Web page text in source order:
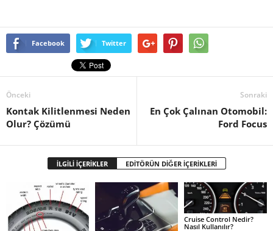
Facebook Twitter
Önceki
Kontak Kilitlenmesi Neden
Olur? Çözümü
Sonraki
En Çok Çalınan Otomobil:
Ford Focus
İLGİLİ İÇERİKLER EDİTÖRÜN DİĞER İÇERİKLERİ
Cruise Control Nedir?
Nasıl Kullanılır?